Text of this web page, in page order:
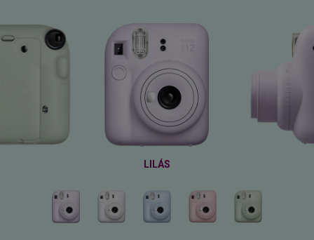
LILÁS